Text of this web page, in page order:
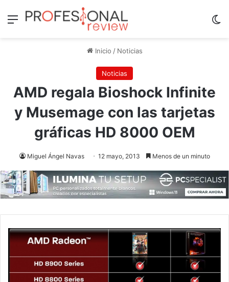
Menú
Inicio / Noticias
Noticias
AMD regala Bioshock Infinite
y Musemage con las tarjetas
gráficas HD 8000 OEM
Miguel Ángel Navas 12 mayo, 2013 Menos de un minuto